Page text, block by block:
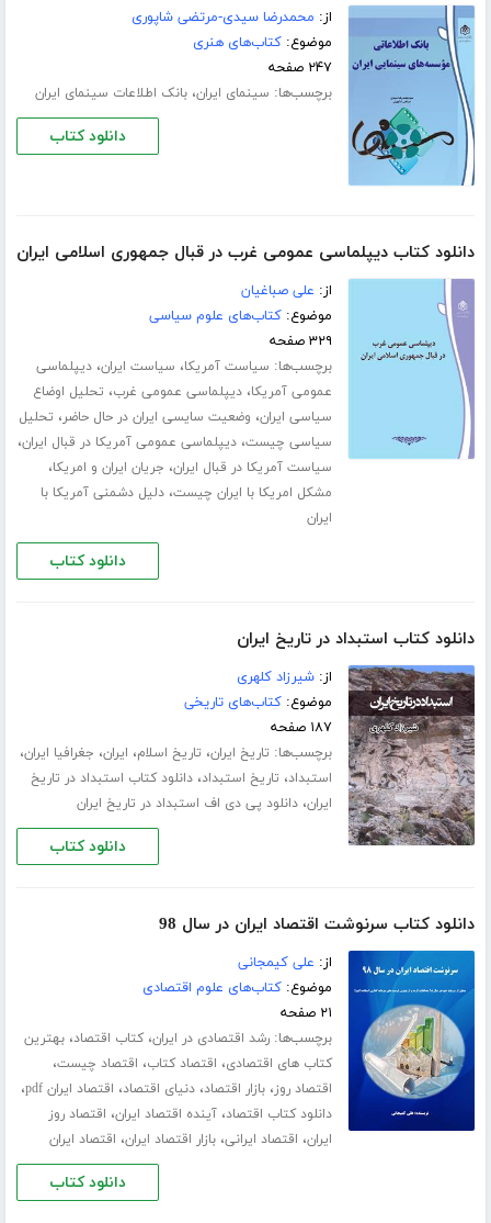
از: محمدرضا سیدی-مرتضی شاپوری
موضوع:کتاب‌های هنری
۲۴۷ صفحه
برچسب‌ها: سینمای ایران،بانک اطلاعات سینمای ایران
دانلود کتاب
دانلود کتاب دیپلماسی عمومی غرب در قبال جمهوری اسلامی ایران
از: علی صباغیان
موضوع:کتاب‌های علوم سیاسی
۳۲۹ صفحه
برچسب‌ها: سیاست آمریکا، سیاست ایران،دیپلماسی
عمومی آمریکا،دیپلماسی عمومی غرب، تحلیل اوضاع
سیاسی ایران، وضعیت سایسی ایران در حال حاضر، تحلیل
سیاسی چیست،دیپلماسی عمومی آمریکا در قبال ایران،
سیاست آمریکا در قبال ایران، جریان ایران و امریکا،
مشکل امریکا با ایران چیست،دلیل دشمنی آمریکا با
ایران
دانلود کتاب
دانلود کتاب استبداد در تاریخ ایران
از:شیرزاد کلهری
موضوع:کتاب‌های تاریخی
۱۸۷ صفحه
برچسب‌ها: تاریخ ایران، تاریخ اسلام، ایران، جغرافیا ایران،
استبداد، تاریخ استبداد،دانلود کتاب استبداد در تاریخ
ایران،دانلود پی دی اف استبداد در تاریخ ایران
دانلود کتاب
دانلود کتاب سرنوشت اقتصاد ایران در سال 98
از: علی کیمجانی
موضوع:کتاب‌های علوم اقتصادی
۲۱ صفحه
برچسب‌ها:رشد اقتصادی در ایران،کتاب اقتصاد،بهترین
کتاب های اقتصادی، اقتصاد کتاب، اقتصاد چیست،
اقتصاد روز،بازار اقتصاد،دنیای اقتصاد، اقتصاد ایران pdf ،
دانلود کتاب اقتصاد،آینده اقتصاد ایران، اقتصاد روز
ایران، اقتصاد ایرانی،بازار اقتصاد ایران، اقتصاد ایران
دانلود کتاب